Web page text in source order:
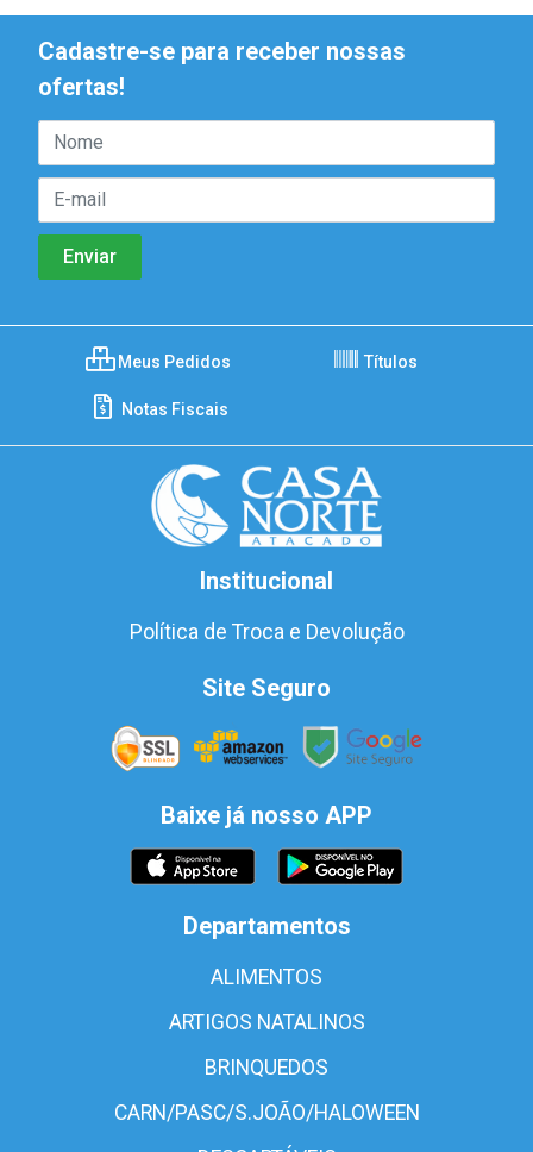
Cadastre-se para receber nossas
ofertas!
Meus Pedidos Títulos
Notas Fiscais
Institucional
Política de Troca e Devolução
Site Seguro
Baixe já nosso APP
Departamentos
ALIMENTOS
ARTIGOS NATALINOS
BRINQUEDOS
CARN/PASC/S.JOÃO/HALOWEEN